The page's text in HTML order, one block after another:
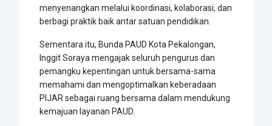
menyenangkan melalui koordinasi, kolaborasi, dan
berbagi praktik baik antar satuan pendidikan.
Sementara itu, Bunda PAUD Kota Pekalongan,
Inggit Soraya mengajak seluruh pengurus dan
pemangku kepentingan untuk bersama-sama
memahami dan mengoptimalkan keberadaan
PIJAR sebagai ruang bersama dalam mendukung
kemajuan layanan PAUD.